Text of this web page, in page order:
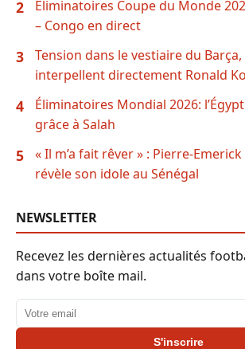
2
Eliminatoires Coupe du Monde
– Congo en direct
3
Tension dans le vestiaire du
interpellent directement Ronald
4
Éliminatoires Mondial 2026:
grâce à Salah
5
« Il m’a fait rêver » : Pierre-
révèle son idole au Sénégal
NEWSLETTER
Recevez les dernières actualités
dans votre boîte mail.
Adresse email
S'inscrire